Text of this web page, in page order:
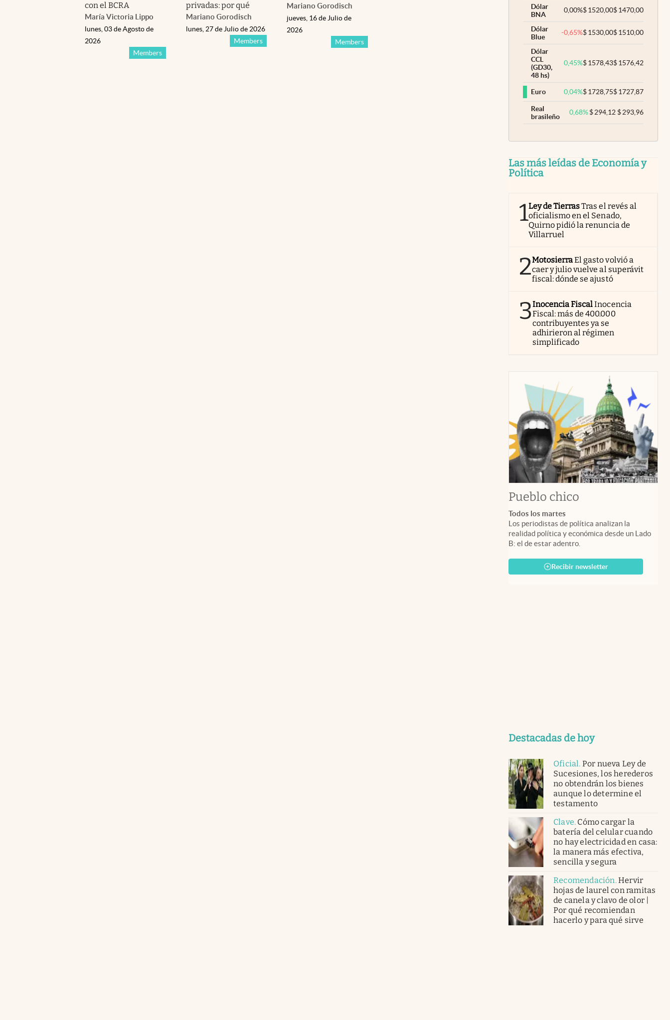
con el BCRA
María Victoria Lippo
Members
lunes, 03 de Agosto de
2026
privadas: por qué
Mariano Gorodisch
Members
lunes, 27 de Julio de 2026
Mariano Gorodisch
Members
jueves, 16 de Julio de
2026
Dólar
BNA
0,00%$1520,00$1470,00
Dólar
Blue
-0,65%$1530,00$1510,00
Dólar
CCL
(GD30,
48 hs)
0,45%$1578,43$1576,42
Euro 0,04%$1728,75$1727,87
Real
brasileño
0,68% $294,12 $293,96
Las más leídas de Economía y
Política
1Ley de TierrasTras el revés al
oficialismo en el Senado,
Quirno pidió la renuncia de
Villarruel
2MotosierraEl gasto volvió a
caer y julio vuelve al superávit
fiscal: dónde se ajustó
3Inocencia FiscalInocencia
Fiscal: más de 400.000
contribuyentes ya se
adhirieron al régimen
simplificado
Pueblo chico
Todos los martes
Los periodistas de política analizan la
realidad política y económica desde un Lado
B: el de estar adentro.
Recibir newsletter
Destacadas de hoy
Oficial. Por nueva Ley de
Sucesiones, los herederos
no obtendrán los bienes
aunque lo determine el
testamento
Clave. Cómo cargar la
batería del celular cuando
no hay electricidad en casa:
la manera más efectiva,
sencilla y segura
Recomendación.Hervir
hojas de laurel con ramitas
de canela y clavo de olor |
Por qué recomiendan
hacerlo y para qué sirve